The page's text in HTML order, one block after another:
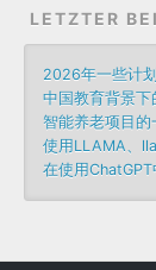
LETZTER
2026年一些计
中国教育背景下
智能养老项目的
使用LLAMA、
在使用